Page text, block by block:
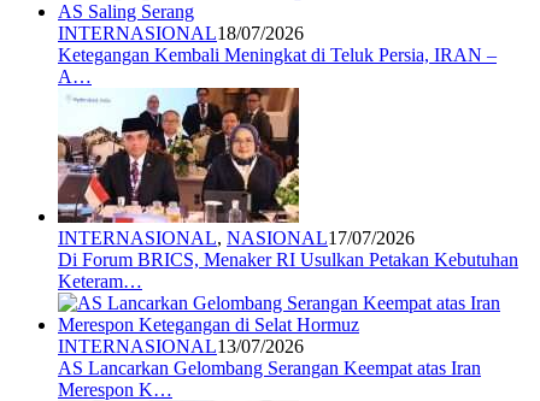
INTERNASIONAL18/07/2026
Ketegangan Kembali Meningkat di Teluk Persia, IRAN –
A…
INTERNASIONAL, NASIONAL17/07/2026
Di Forum BRICS, Menaker RI Usulkan Petakan Kebutuhan
Keteram…
INTERNASIONAL13/07/2026
AS Lancarkan Gelombang Serangan Keempat atas Iran
Merespon K…